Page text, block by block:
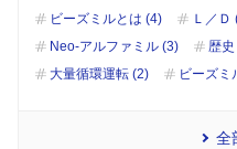
ビーズミルとは (4)
Ｌ／Ｄ
Neo-アルファミル (3)
歴
大量循環運転 (2)
ビーズミ
全